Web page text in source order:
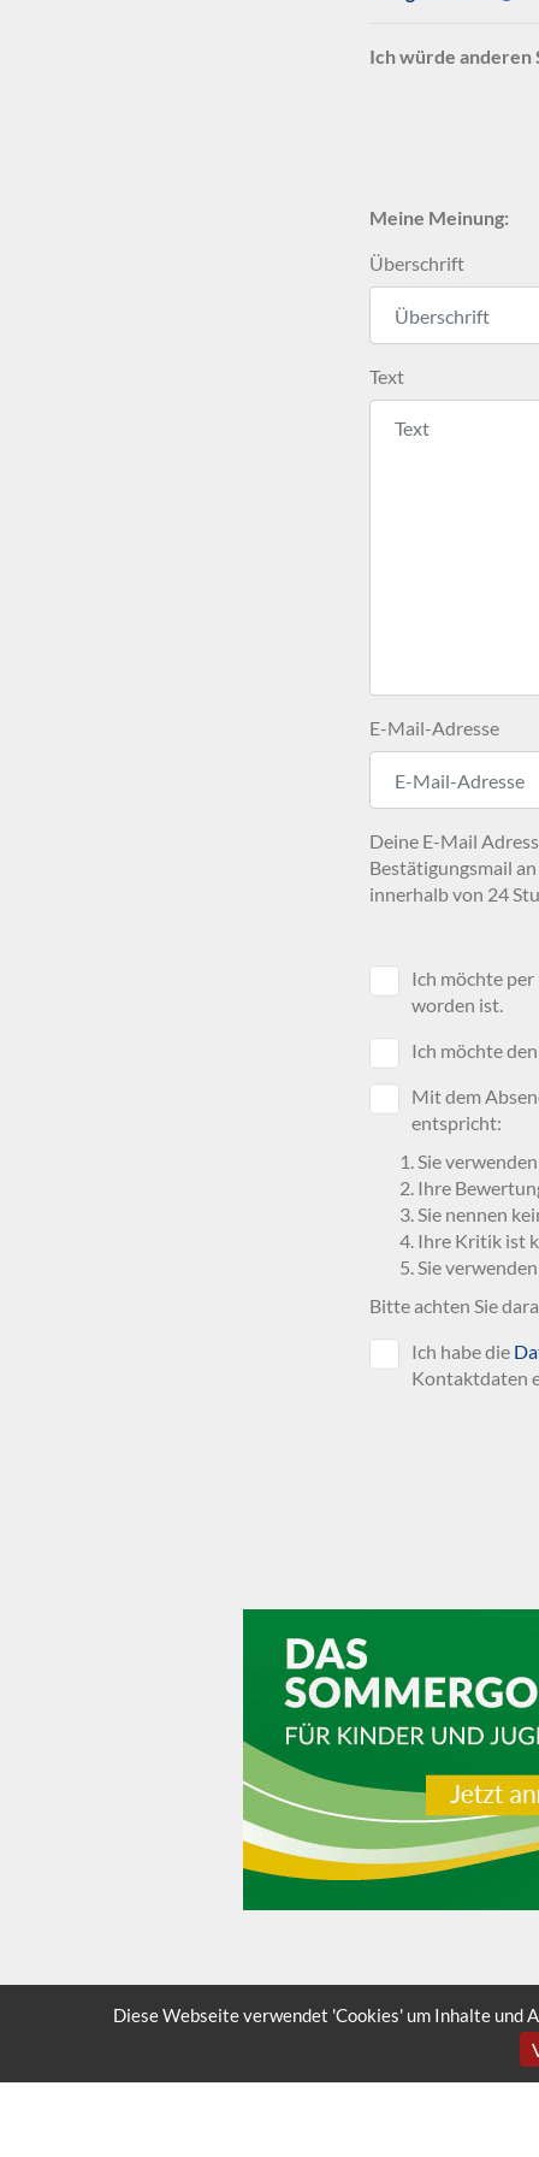
Ich würde anderen
Meine Meinung:
Überschrift
Text
E-Mail-Adresse
Deine E-Mail
Bestätigungsmail
innerhalb von 24
Ich möchte
worden ist.
Ich möchte
Mit dem
entspricht:
Sie
Ihre
Sie nennen
Ihre Kritik ist
Sie
Bitte achten Sie
Ich habe die
Kontaktdaten
Diese Webseite verwendet 'Cookies' um Inhalte und